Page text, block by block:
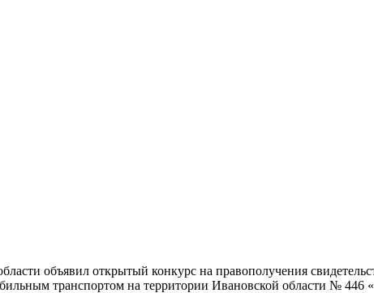
объявил открытый конкурс на правополучения
транспортом на территории Ивановской области №